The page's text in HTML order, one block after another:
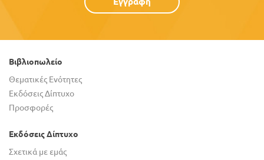
Βιβλιοπωλείο
Θεματικές Ενότητες
Εκδόσεις Δίπτυχο
Προσφορές
Εκδόσεις Δίπτυχο
Σχετικά με εμάς